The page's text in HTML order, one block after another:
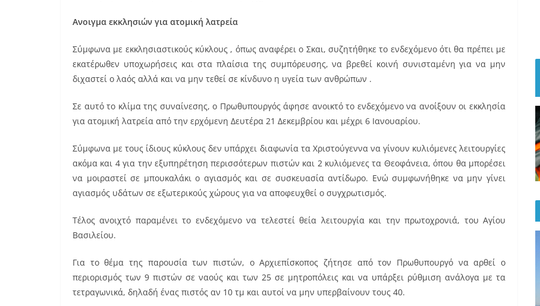
Ανοιγμα εκκλησιών για ατομική λατρεία
Σύμφωνα με εκκλησιαστικούς κύκλους , όπως αναφέρει ο Σκαι, συζητήθηκε το ενδεχόμενο ότι θα πρέπει με
εκατέρωθεν υποχωρήσεις και στα πλαίσια της συμπόρευσης, να βρεθεί κοινή συνισταμένη για να μην
διχαστεί ο λαός αλλά και να μην τεθεί σε κίνδυνο η υγεία των ανθρώπων .
Σε αυτό το κλίμα της συναίνεσης, ο Πρωθυπουργός άφησε ανοικτό το ενδεχόμενο να ανοίξουν οι εκκλησία
για ατομική λατρεία από την ερχόμενη Δευτέρα 21 Δεκεμβρίου και μέχρι 6 Ιανουαρίου.
Σύμφωνα με τους ίδιους κύκλους δεν υπάρχει διαφωνία τα Χριστούγεννα να γίνουν κυλιόμενες λειτουργίες
ακόμα και 4 για την εξυπηρέτηση περισσότερων πιστών και 2 κυλιόμενες τα Θεοφάνεια, όπου θα μπορέσει
να μοιραστεί σε μπουκαλάκι ο αγιασμός και σε συσκευασία αντίδωρο. Ενώ συμφωνήθηκε να μην γίνει
αγιασμός υδάτων σε εξωτερικούς χώρους για να αποφευχθεί ο συγχρωτισμός.
Τέλος ανοιχτό παραμένει το ενδεχόμενο να τελεστεί θεία λειτουργία και την πρωτοχρονιά, του Αγίου
Βασιλείου.
Για το θέμα της παρουσία των πιστών, ο Αρχιεπίσκοπος ζήτησε από τον Πρωθυπουργό να αρθεί ο
περιορισμός των 9 πιστών σε ναούς και των 25 σε μητροπόλεις και να υπάρξει ρύθμιση ανάλογα με τα
τετραγωνικά, δηλαδή ένας πιστός αν 10 τμ και αυτοί να μην υπερβαίνουν τους 40.